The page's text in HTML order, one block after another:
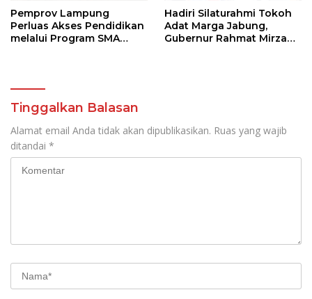
Pemprov Lampung
Perluas Akses Pendidikan
melalui Program SMA
Hadiri Silaturahmi Tokoh
Adat Marga Jabung,
Gubernur Rahmat Mirzani
Tinggalkan Balasan
Alamat email Anda tidak akan dipublikasikan. Ruas yang wajib
ditandai *